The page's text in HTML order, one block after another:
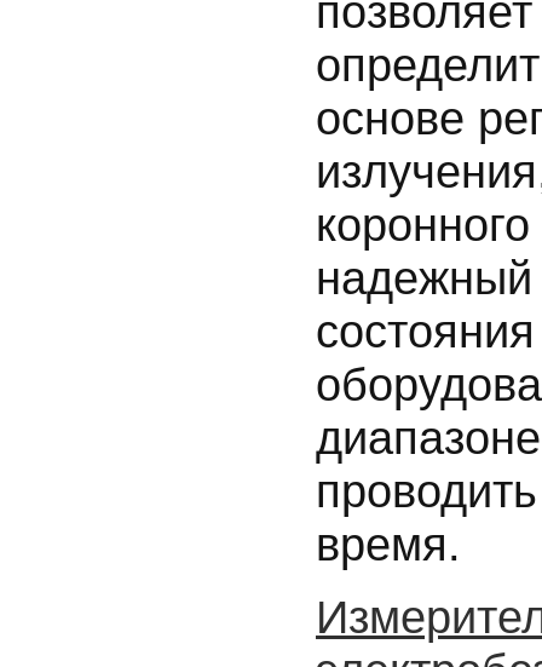
основе
надежный
время.